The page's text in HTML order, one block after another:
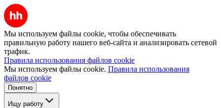
Мы используем файлы cookie, чтобы обеспечивать
правильную работу нашего веб-сайта и анализировать сетевой
трафик.
Правила использования файлов cookie
Мы используем файлы cookie. Правила использования
файлов cookie
Понятно
Ищу работу